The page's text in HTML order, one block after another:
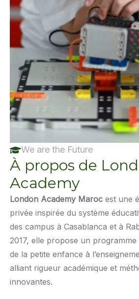
We are the Future
À propos de
Academy
London Academy Maroc est une
privée inspirée du système
des campus à Casablanca et à
2017, elle propose un
de la petite enfance à
alliant rigueur académique et
innovantes.